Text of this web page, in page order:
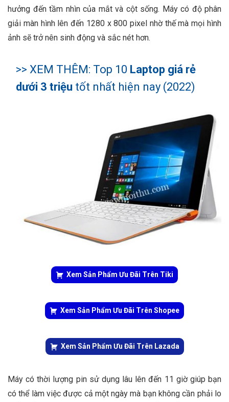
hưởng đến tầm nhìn của mắt và cột sống. Máy có độ phân
giải màn hình lên đến 1280 x 800 pixel nhờ thế mà mọi hình
ảnh sẽ trở nên sinh động và sắc nét hơn.
>> XEM THÊM: Top 10 Laptop giá rẻ
dưới 3 triệu tốt nhất hiện nay (2022)
Xem Sản Phẩm Ưu Đãi Trên Tiki
Xem Sản Phẩm Ưu Đãi Trên Shopee
Xem Sản Phẩm Ưu Đãi Trên Lazada
Máy có thời lượng pin sử dụng lâu lên đến 11 giờ giúp bạn
có thể làm việc được cả một ngày mà bạn không cần phải lo